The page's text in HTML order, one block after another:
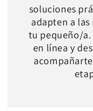
soluciones
adapten a las
tu pequeño/
en línea y